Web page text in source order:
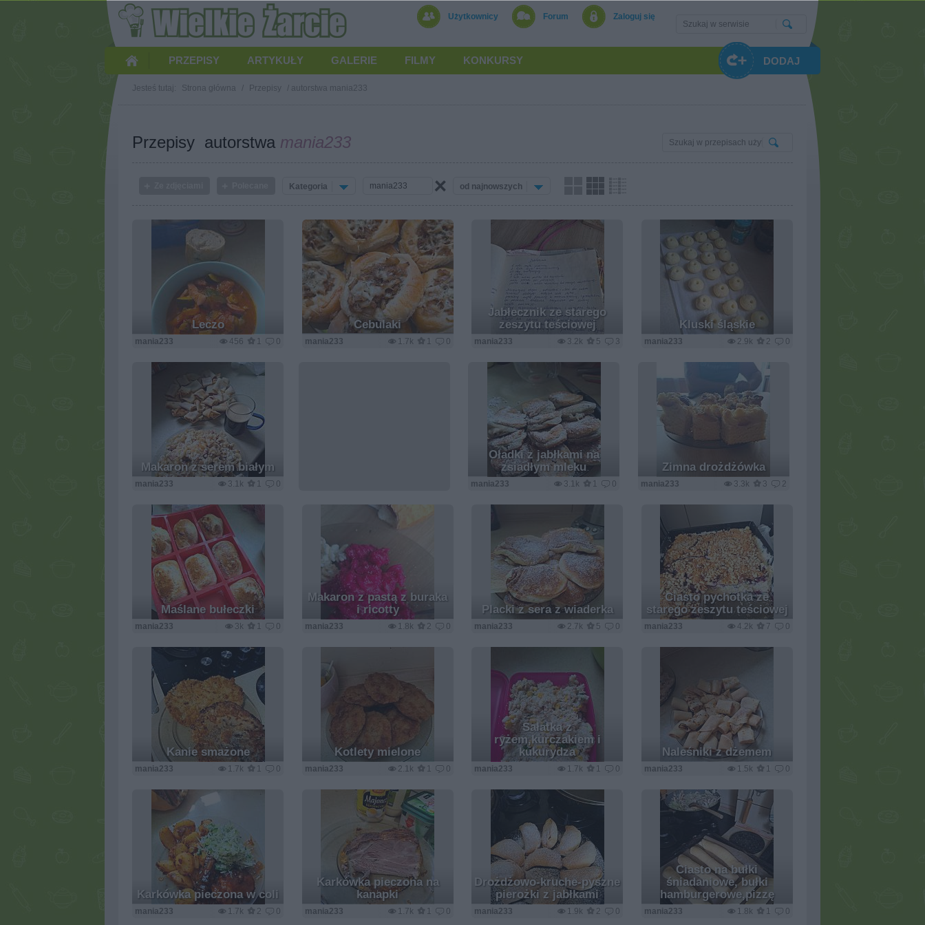
Użytkownicy Forum Zaloguj się
PRZEPISY ARTYKUŁY GALERIE FILMY KONKURSY DODAJ
Jesteś tutaj: Strona główna / Przepisy / autorstwa mania233
Przepisy autorstwa mania233
Kategoria od najnowszych
Leczo
456 1 0
mania233
Cebulaki
1.7k 1 0
mania233
Jabłecznik ze starego
zeszytu teściowej
3.2k 5 3
mania233
Kluski śląskie
2.9k 2 0
mania233
Makaron z serem białym
3.1k 1 0
mania233
Oładki z jabłkami na
zsiadłym mleku
3.1k 1 0
mania233
Zimna drożdżówka
3.3k 3 2
mania233
Maślane bułeczki
3k 1 0
mania233
Makaron z pastą z buraka
i ricotty
1.8k 2 0
mania233
Placki z sera z wiaderka
2.7k 5 0
mania233
Ciasto pychotka ze
starego zeszytu teściowej
4.2k 7 0
mania233
Kanie smażone
1.7k 1 0
mania233
Kotlety mielone
2.1k 1 0
mania233
Sałatka z
ryżem,kurczakiem i
kukurydza
1.7k 1 0
mania233
Naleśniki z dżemem
1.5k 1 0
mania233
Karkówka pieczona w coli
1.7k 2 0
mania233
Karkówka pieczona na
kanapki
1.7k 1 0
mania233
Drożdżowo-kruche-pyszne
pierożki z jabłkami
1.9k 2 0
mania233
Ciasto na bułki
śniadaniowe, bułki
hamburgerowe,pizzę
1.8k 1 0
mania233